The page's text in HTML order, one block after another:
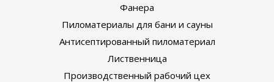
Фанера
Пиломатериалы для бани и сауны
Антисептированный пиломатериал
Лиственница
Производственный рабочий цех